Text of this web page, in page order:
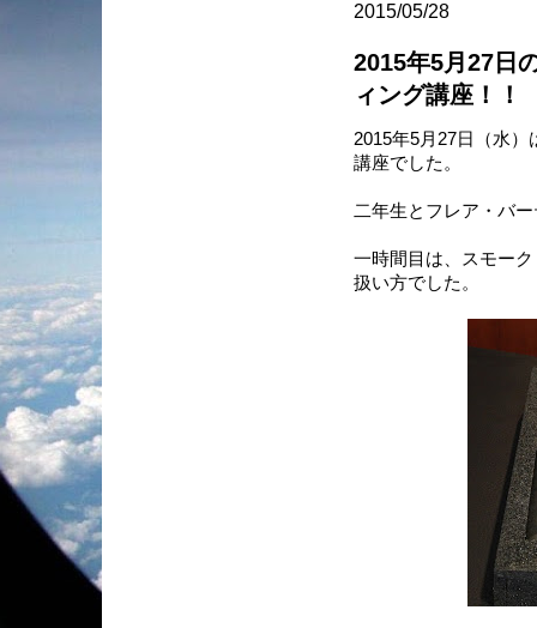
2015/05/28
2015年5月27日
ィング講座！！
2015年5月27日（水
講座でした。
二年生とフレア・バ
一時間目は、スモー
扱い方でした。